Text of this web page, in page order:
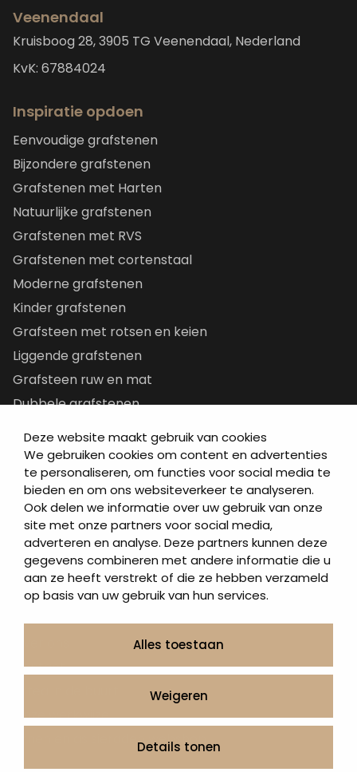
Deze website maakt gebruik van cookies
We gebruiken cookies om content en advertenties
te personaliseren, om functies voor social media te
bieden en om ons websiteverkeer te analyseren.
Ook delen we informatie over uw gebruik van onze
site met onze partners voor social media,
adverteren en analyse. Deze partners kunnen deze
gegevens combineren met andere informatie die u
aan ze heeft verstrekt of die ze hebben verzameld
op basis van uw gebruik van hun services.
Alles toestaan
Weigeren
Details tonen
Veenendaal
Kruisboog 28, 3905 TG Veenendaal, Nederland
KvK: 67884024
Inspiratie opdoen
Eenvoudige grafstenen
Bijzondere grafstenen
Grafstenen met Harten
Natuurlijke grafstenen
Grafstenen met RVS
Grafstenen met cortenstaal
Moderne grafstenen
Kinder grafstenen
Grafsteen met rotsen en keien
Liggende grafstenen
Grafsteen ruw en mat
Dubbele grafstenen
Letterplaten
Grafzerken kopen
Direct naar
Grafstenen
As artikelen
Urngrafmonumenten
Informatie
Contact
Onze werkwijze
Urnen en as sieraden webshop